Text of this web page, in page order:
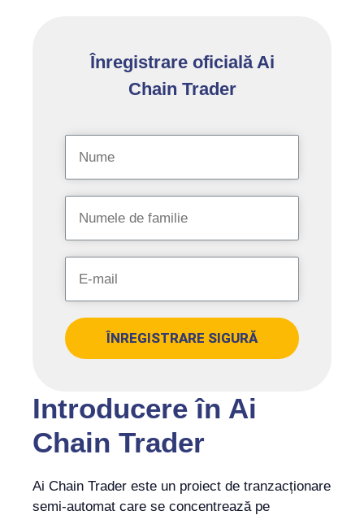
Introducere în Ai
Chain Trader
Ai Chain Trader este un proiect de tranzacționare
semi-automat care se concentrează pe
Înregistrare oficială Ai
Chain Trader
ÎNREGISTRARE SIGURĂ